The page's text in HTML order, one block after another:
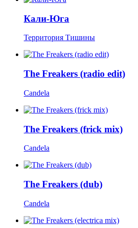
Кали-Юга
Территория Тишины
The Freakers (radio edit)
Candela
The Freakers (frick mix)
Candela
The Freakers (dub)
Candela